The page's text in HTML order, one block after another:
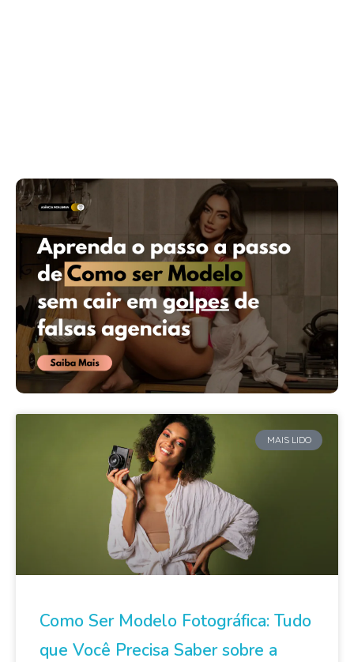
MAIS LIDO
Como Ser Modelo Fotográfica: Tudo
que Você Precisa Saber sobre a